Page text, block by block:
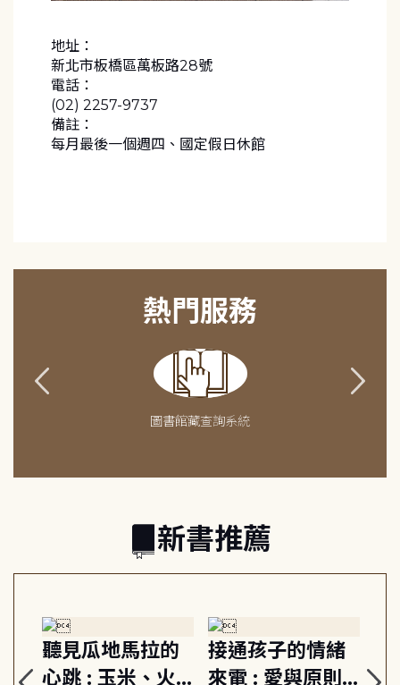
地址：
新北市板橋區萬板路28號
電話：
(02) 2257-9737
備註：
每月最後一個週四、國定假日休館
熱門服務
圖書館藏查詢系統
新書推薦
聽見瓜地馬拉的
心跳 : 玉米、火
接通孩子的情緒
來電 : 愛與原則,
關